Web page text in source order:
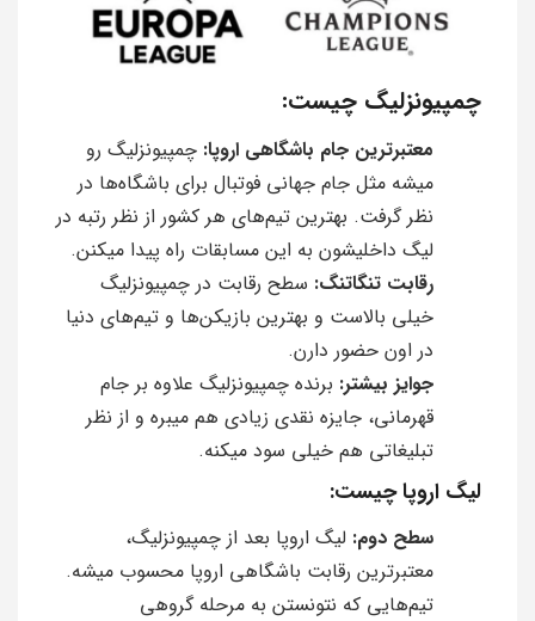
چمپیونزلیگ چیست:
معتبرترین جام باشگاهی اروپا: چمپیونزلیگ رو
میشه مثل جام جهانی فوتبال برای باشگاه‌ها در
نظر گرفت. بهترین تیم‌های هر کشور از نظر رتبه در
لیگ داخلیشون به این مسابقات راه پیدا میکنن.
رقابت تنگاتنگ: سطح رقابت در چمپیونزلیگ
خیلی بالاست و بهترین بازیکن‌ها و تیم‌های دنیا
در اون حضور دارن.
جوایز بیشتر: برنده چمپیونزلیگ علاوه بر جام
قهرمانی، جایزه نقدی زیادی هم میبره و از نظر
تبلیغاتی هم خیلی سود میکنه.
لیگ اروپا چیست:
سطح دوم: لیگ اروپا بعد از چمپیونزلیگ،
معتبرترین رقابت باشگاهی اروپا محسوب میشه.
تیم‌هایی که نتونستن به مرحله گروهی